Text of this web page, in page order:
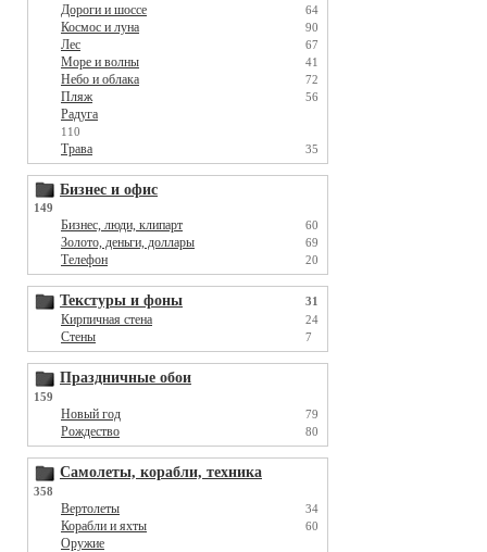
Дороги и шоссе 64
Космос и луна 90
Лес 67
Море и волны 41
Небо и облака 72
Пляж 56
Радуга
110
Трава 35
Бизнес и офис
149
Бизнес, люди, клипарт 60
Золото, деньги, доллары 69
Телефон 20
Текстуры и фоны 31
Кирпичная стена 24
Стены 7
Праздничные обои
159
Новый год 79
Рождество 80
Самолеты, корабли, техника
358
Вертолеты 34
Корабли и яхты 60
Оружие